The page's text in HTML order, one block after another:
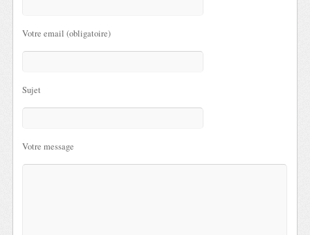
Votre email (obligatoire)
Sujet
Votre message